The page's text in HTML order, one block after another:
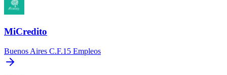
MiCredito
Buenos Aires C.F.15 Empleos